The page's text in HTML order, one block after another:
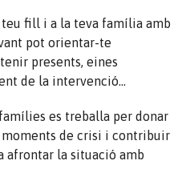
fill i a la teva família amb
pot orientar-te
presents, eines
de la intervenció…
es treballa per donar
de crisi i contribuir
afrontar la situació amb